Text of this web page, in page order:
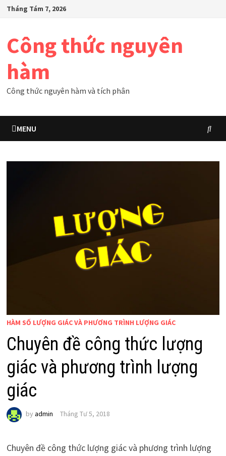
SkipTháng Tám 7, 2026
Công thức nguyên
hàm
Công thức nguyên hàm và tích phân
MENU
HÀM SỐ LƯỢNG GIÁC VÀ PHƯƠNG TRÌNH LƯỢNG GIÁC
Chuyên đề công thức lượng
giác và phương trình lượng
giác
by admin Tháng Tư 5, 2018
Chuyên đề công thức lượng giác và phương trình lượng